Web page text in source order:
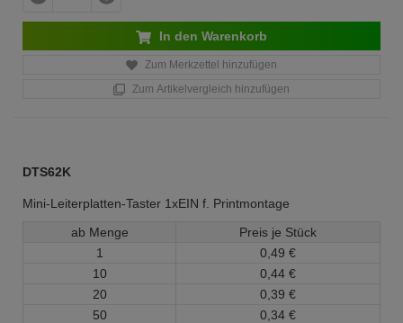
In den Warenkorb
Zum Merkzettel hinzufügen
Zum Artikelvergleich hinzufügen
DTS62K
Mini-Leiterplatten-Taster 1xEIN f. Printmontage
ab Menge
Preis je Stück
1
0, 49 €
10
0, 44 €
20
0, 39 €
50
0, 34 €